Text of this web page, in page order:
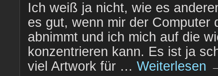
Ich weiß ja nicht, wie es
es gut, wenn mir der Computer
abnimmt und ich mich auf die
konzentrieren kann. Es ist ja
viel Artwork für … Weiterlesen